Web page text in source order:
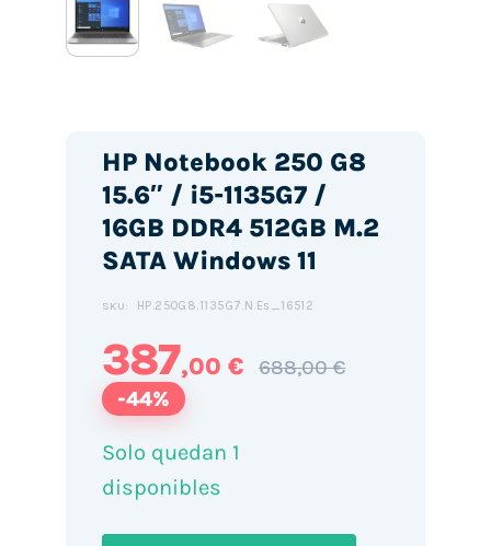
HP Notebook 250 G8
15.6″ / i5-1135G7 /
16GB DDR4 512GB M.2
SATA Windows 11
SKU: HP.250G8.1135G7.N.Es_16512
387,00 € 688,00 €
-44%
Solo quedan 1
disponibles